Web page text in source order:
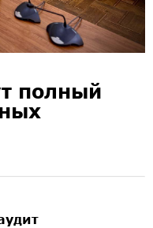
полный